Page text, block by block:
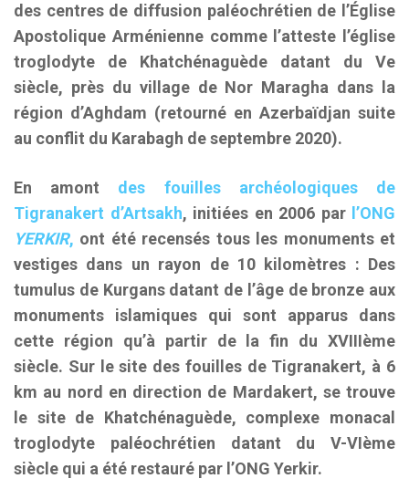
des centres de diffusion paléochrétien de l’Église
Apostolique Arménienne comme l’atteste l’église
troglodyte de Khatchénaguède datant du Ve
siècle, près du village de Nor Maragha dans la
région d’Aghdam (retourné en Azerbaïdjan suite
au conflit du Karabagh de septembre 2020).
En amont des fouilles archéologiques de
Tigranakert d’Artsakh, initiées en 2006 par l’ONG
YERKIR, ont été recensés tous les monuments et
vestiges dans un rayon de 10 kilomètres : Des
tumulus de Kurgans datant de l’âge de bronze aux
monuments islamiques qui sont apparus dans
cette région qu’à partir de la fin du XVIIIème
siècle. Sur le site des fouilles de Tigranakert, à 6
km au nord en direction de Mardakert, se trouve
le site de Khatchénaguède, complexe monacal
troglodyte paléochrétien datant du V-VIème
siècle qui a été restauré par l’ONG Yerkir.